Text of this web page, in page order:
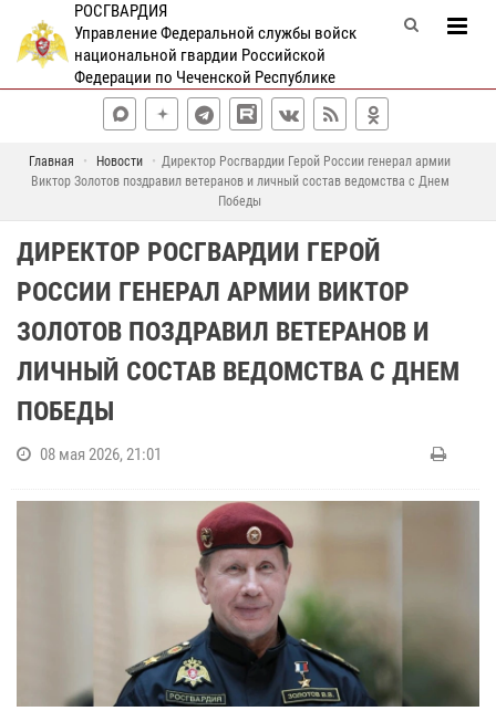
РОСГВАРДИЯ
Управление Федеральной службы войск
национальной гвардии Российской
Федерации по Чеченской Республике
Главная Новости
Директор Росгвардии Герой России генерал армии
Виктор Золотов поздравил ветеранов и личный состав ведомства с Днем
Победы
ДИРЕКТОР РОСГВАРДИИ ГЕРОЙ
РОССИИ ГЕНЕРАЛ АРМИИ ВИКТОР
ЗОЛОТОВ ПОЗДРАВИЛ ВЕТЕРАНОВ И
ЛИЧНЫЙ СОСТАВ ВЕДОМСТВА С ДНЕМ
ПОБЕДЫ
08 мая 2026, 21:01